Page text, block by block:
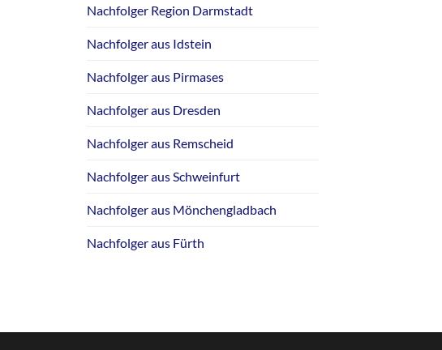
Nachfolger Region Darmstadt
Nachfolger aus Idstein
Nachfolger aus Pirmases
Nachfolger aus Dresden
Nachfolger aus Remscheid
Nachfolger aus Schweinfurt
Nachfolger aus Mönchengladbach
Nachfolger aus Fürth